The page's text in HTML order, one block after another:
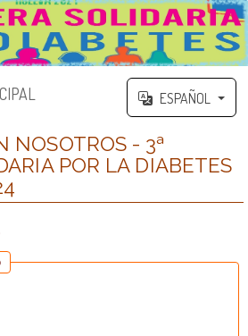
ESPAÑOL
NOSOTROS - 3ª
POR LA DIABETES